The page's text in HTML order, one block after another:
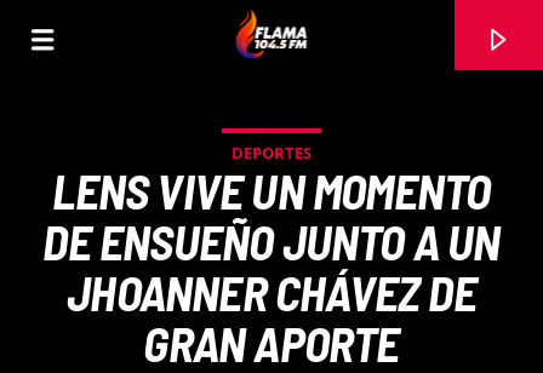
DEPORTES
LENS VIVE UN MOMENTO
DE ENSUEÑO JUNTO A UN
JHOANNER CHÁVEZ DE
GRAN APORTE